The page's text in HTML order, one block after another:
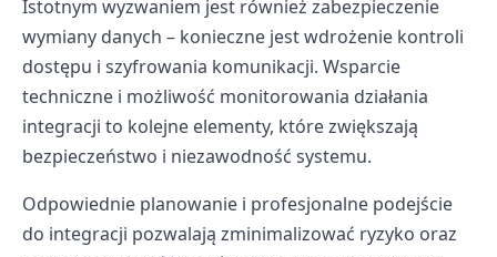
Istotnym wyzwaniem jest również zabezpieczenie
wymiany danych – konieczne jest wdrożenie kontroli
dostępu i szyfrowania komunikacji. Wsparcie
techniczne i możliwość monitorowania działania
integracji to kolejne elementy, które zwiększają
bezpieczeństwo i niezawodność systemu.
Odpowiednie planowanie i profesjonalne podejście
do integracji pozwalają zminimalizować ryzyko oraz